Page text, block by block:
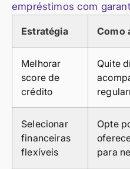
empréstimos com
Estratégia Como
Melhorar
score de
crédito
Quite
Selecionar
financeiras
flexíveis
Opte
para